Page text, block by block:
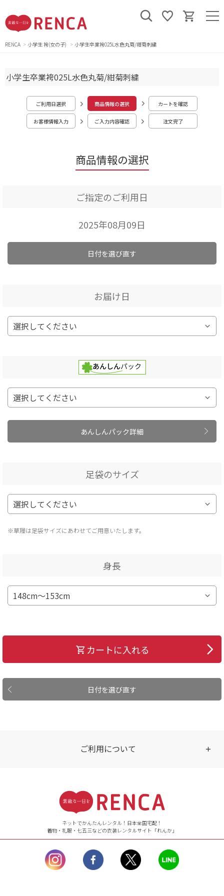
RENCA 小学生 袴(女の子) 小学生卒業袴025L水色丸菊/紺菊刺繍
商品情報の選択
小学生卒業袴025L水色丸菊/紺菊刺繍
ご利用日選択 商品情報の選択 カートを確認
お客様情報入力 ご入力内容確認 注文完了
ご指定のご利用日
2025年08月09日
日付を選び直す
お届け日
あんしんパック詳細
足袋のサイズ
※草履は足袋サイズにあわせてご用意いたします。
身長
日付を選び直す
カートに入れる
ご利用について
【ご注文（インターネット）】
24時間年中無休
【お問い合わせ窓口（メー
ル）】10:00~17:00
土曜日、日曜日、臨
時休業日を除く。
営業時間外にいただ
ネットでかんたんレンタル！日本全国宅配！
着物・礼服・七五三などの衣装レンタルサイト「れんか」